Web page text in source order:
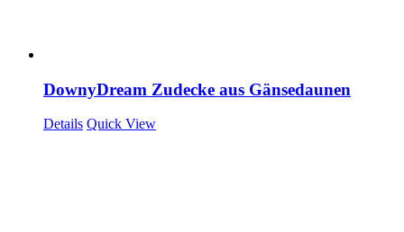
DownyDream Zudecke aus Gänsedaunen
Details Quick View